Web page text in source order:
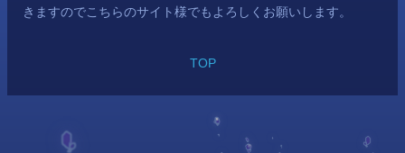
きますのでこちらのサイト様でもよろしくお願いします。
TOP